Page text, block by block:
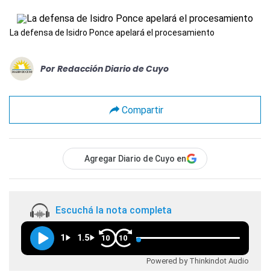
La defensa de Isidro Ponce apelará el procesamiento
Por Redacción Diario de Cuyo
Compartir
Agregar Diario de Cuyo en
Escuchá la nota completa
1 1.5 10 10
Powered by Thinkindot Audio